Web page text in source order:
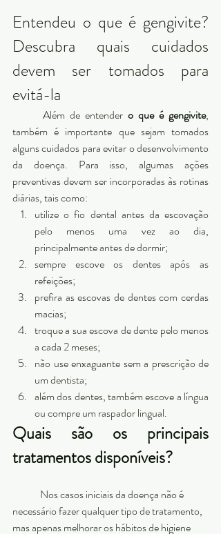
Entendeu o que é gengivite?
Descubra quais cuidados
devem ser tomados para
evitá-la
	Além de entender
o que é gengivite,
também é importante que sejam tomados
alguns cuidados para evitar o desenvolvimento
da doença. Para isso, algumas ações
preventivas devem ser incorporadas às rotinas
diárias, tais como:
utilize o fio dental antes da escovação
pelo menos uma vez ao dia,
principalmente antes de dormir;
sempre escove os dentes após as
refeições;
prefira as escovas de dentes com cerdas
macias;
troque a sua escova de dente pelo menos
a cada 2 meses;
não use enxaguante sem a prescrição de
um dentista;
além dos dentes, também escove a língua
ou compre um raspador lingual.
Quais são os principais
tratamentos disponíveis?
necessário fazer qualquer tipo de tratamento,
mas apenas melhorar os hábitos de higiene